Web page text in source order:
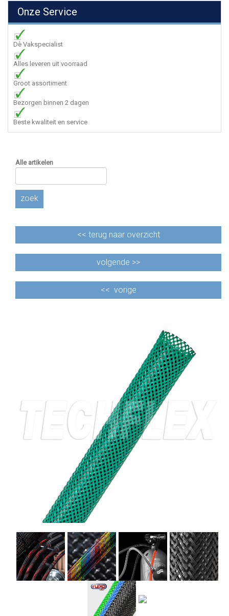
Onze Service
Dè Vakspecialist
Alles leveren uit voorraad
Groot assortiment
Bezorgen binnen 2 dagen
Beste kwaliteit en service
Alle artikelen
zoek
<< terug naar overzicht
volgende >>
<< vorige